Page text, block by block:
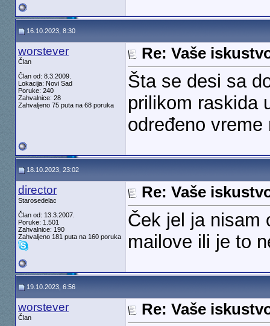
16.10.2023, 8:30
worstever
Član
Član od: 8.3.2009.
Lokacija: Novi Sad
Poruke: 240
Zahvalnice: 28
Zahvaljeno 75 puta na 68 poruka
Re: Vaše
Šta se desi sa
prilikom raskida
određeno
18.10.2023, 23:02
director
Starosedelac
Član od: 13.3.2007.
Poruke: 1.501
Zahvalnice: 190
Zahvaljeno 181 puta na 160 poruka
Re: Vaše
Ček jel ja nisam
mailove ili je to
19.10.2023, 6:56
worstever
Član
Re: Vaše